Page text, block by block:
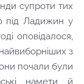
супроти тих
під Ладижин у
оповідалося,
з
почали були
намети й